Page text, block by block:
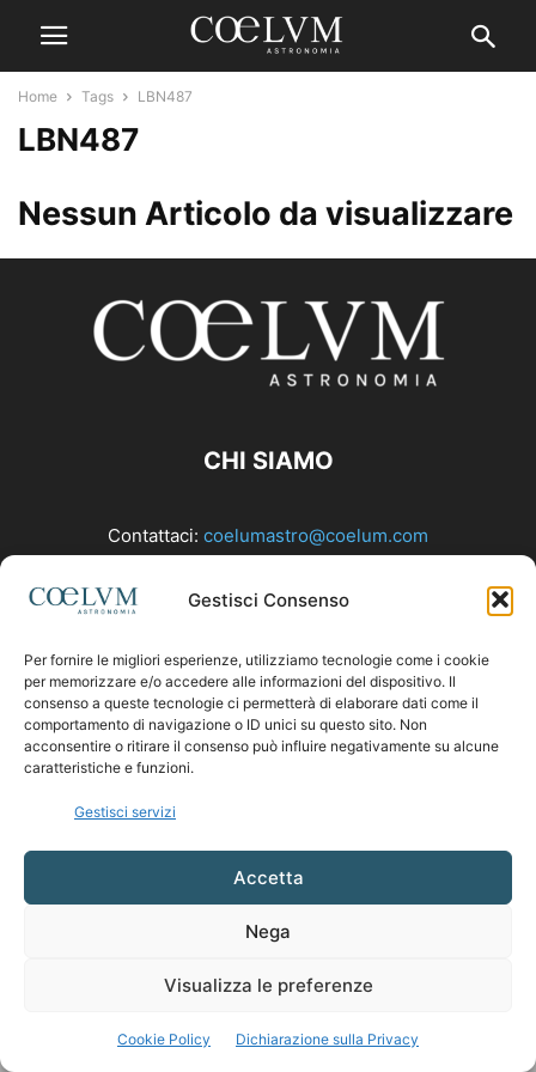
Gestisci Consenso
Per fornire le migliori esperienze, utilizziamo tecnologie come i cookie
per memorizzare e/o accedere alle informazioni del dispositivo. Il
consenso a queste tecnologie ci permetterà di elaborare dati come il
comportamento di navigazione o ID unici su questo sito. Non
acconsentire o ritirare il consenso può influire negativamente su alcune
caratteristiche e funzioni.
Gestisci servizi
Accetta
Nega
Visualizza le preferenze
Cookie Policy Dichiarazione sulla Privacy
Home Tags LBN487
LBN487
Nessun Articolo da visualizzare
CHI SIAMO
Contattaci: coelumastro@coelum.com
SEGUICI